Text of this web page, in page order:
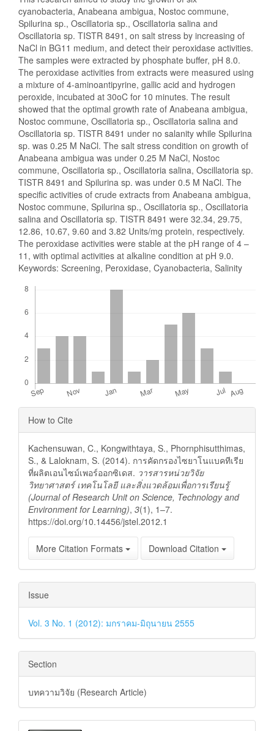
cyanobacteria, Anabeana ambigua, Nostoc commune,
Spilurina sp., Oscillatoria sp., Oscillatoria salina and
Oscillatoria sp. TISTR 8491, on salt stress by increasing of
NaCl in BG11 medium, and detect their peroxidase activities.
The samples were extracted by phosphate buffer, pH 8.0.
The peroxidase activities from extracts were measured using
a mixture of 4-aminoantipyrine, gallic acid and hydrogen
peroxide, incubated at 30oC for 10 minutes. The result
showed that the optimal growth rate of Anabeana ambigua,
Nostoc commune, Oscillatoria sp., Oscillatoria salina and
Oscillatoria sp. TISTR 8491 under no salanity while Spilurina
sp. was 0.25 M NaCl. The salt stress condition on growth of
Anabeana ambigua was under 0.25 M NaCl, Nostoc
commune, Oscillatoria sp., Oscillatoria salina, Oscillatoria sp.
TISTR 8491 and Spilurina sp. was under 0.5 M NaCl. The
specific activities of crude extracts from Anabeana ambigua,
Nostoc commune, Spilurina sp., Oscillatoria sp., Oscillatoria
salina and Oscillatoria sp. TISTR 8491 were 32.34, 29.75,
12.86, 10.67, 9.60 and 3.82 Units/mg protein, respectively.
The peroxidase activities were stable at the pH range of 4 –
11, with optimal activities at alkaline condition at pH 9.0.
Keywords: Screening, Peroxidase, Cyanobacteria, Salinity
Article
Details
How to Cite
Kachensuwan, C., Kongwithtaya, S., Phornphisutthimas,
S., & Laloknam, S. (2014). การคัดกรองไซยาโนแบคทีเรีย
ที่ผลิตเอนไซม์เพอร์ออกซิเดส. วารสารหน่วยวิจัย
วิทยาศาสตร์ เทคโนโลยี และสิ่งแวดล้อมเพื่อการเรียนรู้
(Journal of Research Unit on Science, Technology and
Environment for Learning), 3(1), 1–7.
https://doi.org/10.14456/jstel.2012.1
More Citation Formats Download Citation
Issue
Vol. 3 No. 1 (2012): มกราคม-มิถุนายน 2555
Section
บทความวิจัย (Research Article)